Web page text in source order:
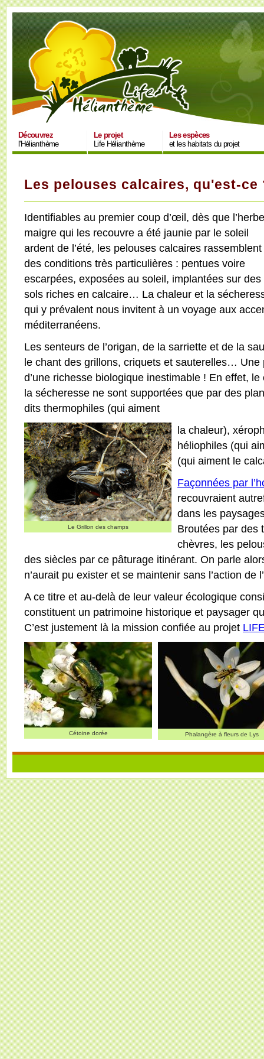
Découvrez
l'Hélianthème
Le projet
Life Hélianthème
Les espèces
et les habitats du projet
Les pelouses calcaires, qu'est-ce
Identifiables au premier coup d’œil, dès que l’herbe
maigre qui les recouvre a été jaunie par le soleil
ardent de l’été, les pelouses calcaires rassemblent
des conditions très particulières : pentues voire
escarpées, exposées au soleil, implantées sur des
sols riches en calcaire… La chaleur et la
qui y prévalent nous invitent à un voyage aux
méditerranéens.
Les senteurs de l’origan, de la sarriette et de la
le chant des grillons, criquets et sauterelles… Une
d’une richesse biologique inestimable ! En effet,
la sécheresse ne sont supportées que par des
dits thermophiles (qui aiment
Le Grillon des champs
la chaleur),
héliophiles (qui
(qui aiment le
Façonnées par
recouvraient
dans les
Broutées par des
chèvres, les
des siècles par ce pâturage itinérant. On parle
n’aurait pu exister et se maintenir sans l’action de
A ce titre et au-delà de leur valeur écologique
constituent un patrimoine historique et paysager
C’est justement là la mission confiée au projet
Cétoine dorée Phalangère à fleurs de Lys